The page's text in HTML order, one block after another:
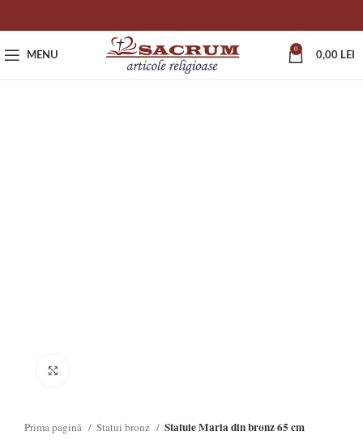
MENU
0
0,00 LEI
Prima pagină Statui bronz Statuie Maria din bronz 65 cm